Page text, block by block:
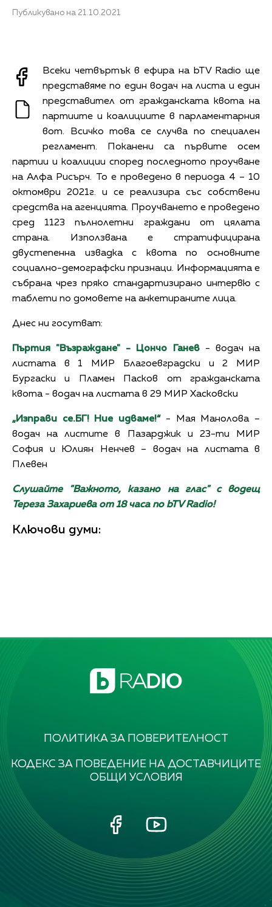
Публикувано на 21.10.2021
Всеки четвъртък в ефира на bTV Radio ще
представяме по един водач на листа и един
представител от гражданската квота на
партиите и коалициите в парламентарния
вот. Всичко това се случва по специален
регламент. Поканени са първите осем
партии и коалиции според последното проучване
на Алфа Рисърч. То е проведено в периода 4 – 10
октомври 2021г. и се реализира със собствени
средства на агенцията. Проучването е проведено
сред 1123 пълнолетни граждани от цялата
страна. Използвана е стратифицирана
двустепенна извадка с квота по основните
социално-демографски признаци. Информацията е
събрана чрез пряко стандартизирано интервю с
таблети по домовете на анкетираните лица.
Днес ни госутват:
Пъртия "Възраждане" - Цончо Ганев- водач на
листата в 1 МИР Благоевградски и 2 МИР
Бургаски и Пламен Пасков от гражданската
квота - водач на листата в 29 МИР Хасковски
„Изправи се.БГ! Ние идваме!“- Мая Манолова –
водач на листите в Пазарджик и 23-ти МИР
София и Юлиян Ненчев – водач на листата в
Плевен
Слушайте "Важното, казано на глас" с водещ
Тереза Захариева от 18 часа по bTV Radio!
Ключови думи:
ПОЛИТИКА ЗА ПОВЕРИТЕЛНОСТ
КОДЕКС ЗА ПОВЕДЕНИЕ НА ДОСТАВЧИЦИТЕ
ОБЩИ УСЛОВИЯ